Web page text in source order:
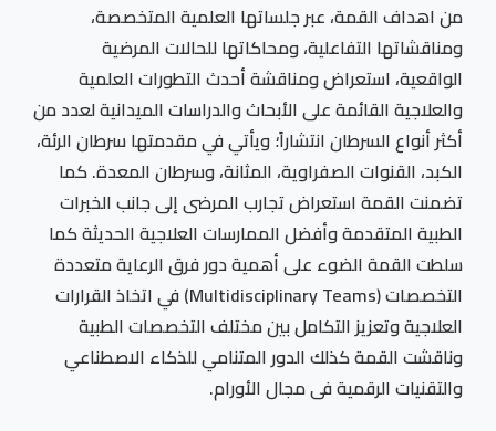
من اهداف القمة، عبر جلساتها العلمية المتخصصة،
ومناقشاتها التفاعلية، ومحاكاتها للحالات المرضية
الواقعية، استعراض ومناقشة أحدث التطورات العلمية
والعلاجية القائمة على الأبحاث والدراسات الميدانية لعدد من
أكثر أنواع السرطان انتشاراً؛ ويأتي في مقدمتها سرطان الرئة،
الكبد، القنوات الصفراوية، المثانة، وسرطان المعدة. كما
تضمنت القمة استعراض تجارب المرضى إلى جانب الخبرات
الطبية المتقدمة وأفضل الممارسات العلاجية الحديثة كما
سلطت القمة الضوء على أهمية دور فرق الرعاية متعددة
التخصصات (Multidisciplinary Teams) في اتخاذ القرارات
العلاجية وتعزيز التكامل بين مختلف التخصصات الطبية
وناقشت القمة كذلك الدور المتنامي للذكاء الاصطناعي
والتقنيات الرقمية فى مجال الأورام.